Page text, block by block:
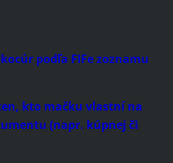
podľa FIFe zoznamu
kto mačku vlastní na
(napr. kúpnej či